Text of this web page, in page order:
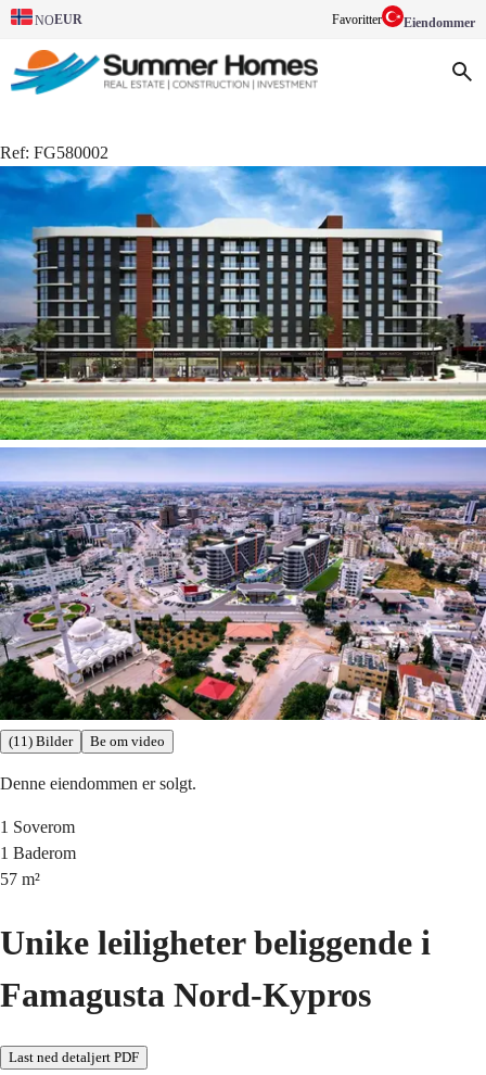
NOEUR Favoritter Eiendommer
Ref: FG580002
(11) Bilder Be om video
Denne eiendommen er solgt.
1 Soverom
1 Baderom
57 m²
Unike leiligheter beliggende i
Famagusta Nord-Kypros
Last ned detaljert PDF